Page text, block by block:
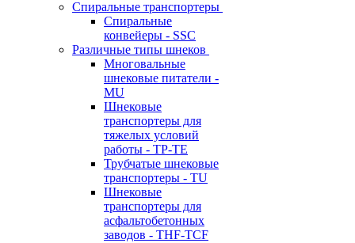
Спиральные транспортеры
Спиральные
конвейеры - SSC
Различные типы шнеков
Многовальные
шнековые питатели -
MU
Шнековые
транспортеры для
тяжелых условий
работы - TP-TE
Трубчатые шнековые
транспортеры - TU
Шнековые
транспортеры для
асфальтобетонных
заводов - THF-TCF